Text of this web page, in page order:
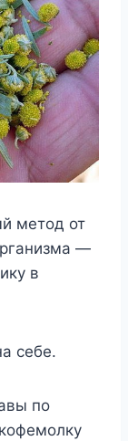
метод от
—
в
себе.
по